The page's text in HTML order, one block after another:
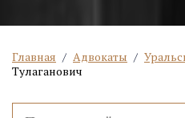
Главная / Адвокаты /
Тулаганович